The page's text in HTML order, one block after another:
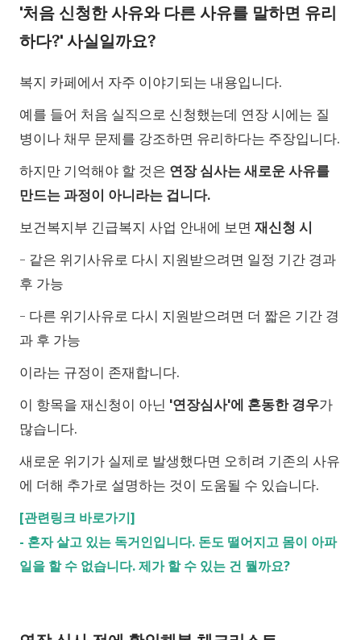
'처음 신청한 사유와 다른 사유를 말하면 유리
하다?' 사실일까요?
복지 카페에서 자주 이야기되는 내용입니다.
예를 들어 처음 실직으로 신청했는데 연장 시에는 질
병이나 채무 문제를 강조하면 유리하다는 주장입니다.
하지만 기억해야 할 것은 연장 심사는 새로운 사유를
만드는 과정이 아니라는 겁니다.
보건복지부 긴급복지 사업 안내에 보면 재신청 시
- 같은 위기사유로 다시 지원받으려면 일정 기간 경과
후 가능
- 다른 위기사유로 다시 지원받으려면 더 짧은 기간 경
과 후 가능
이라는 규정이 존재합니다.
이 항목을 재신청이 아닌 '연장심사'에 혼동한 경우가
많습니다.
새로운 위기가 실제로 발생했다면 오히려 기존의 사유
에 더해 추가로 설명하는 것이 도움될 수 있습니다.
[관련링크 바로가기]
- 혼자 살고 있는 독거인입니다. 돈도 떨어지고 몸이 아파
일을 할 수 없습니다. 제가 할 수 있는 건 뭘까요?